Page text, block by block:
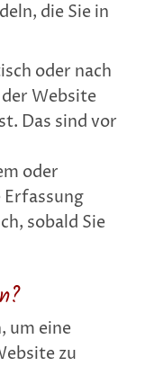
die Sie in
oder nach
Website
Das sind vor
oder
sobald Sie
um eine
zu